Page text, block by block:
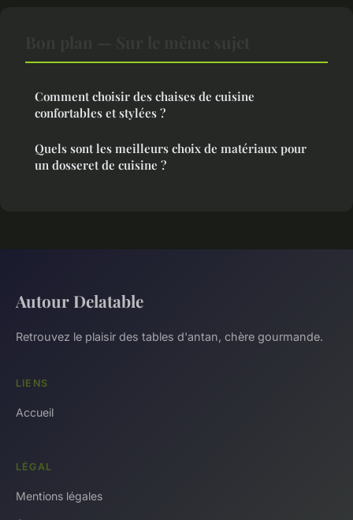
Comment choisir des chaises de cuisine
confortables et stylées ?
Quels sont les meilleurs choix de matériaux pour
un dosseret de cuisine ?
Autour Delatable
Retrouvez le plaisir des tables d'antan, chère gourmande.
LIENS
Accueil
LÉGAL
Mentions légales